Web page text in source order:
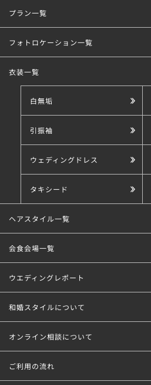
こだわり条件で探す
プラン一覧
フォトロケーション一覧
衣装一覧
白無垢
引振袖
ウェディングドレス
タキシード
ヘアスタイル一覧
会食会場一覧
ウエディングレポート
和婚スタイルについて
オンライン相談について
ご利用の流れ